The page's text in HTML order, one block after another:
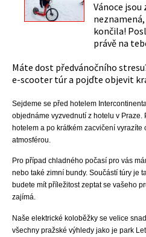
Vánoce
končila!
právě na
Máte dost předvánočního
e-scooter túr a pojďte objevit
Sejdeme se před hotelem
objednáme vyzvednutí z hotelu v Praze.
hotelem a po krátkém zacvičení
atmosférou.
Pro případ chladného počasí pro vás
nebo také zimní bundy. Součástí túry je
budete mít příležitost zeptat se vašeho
zajímá.
Naše elektrické koloběžky se velice
všechny pražské výhledy jako je park